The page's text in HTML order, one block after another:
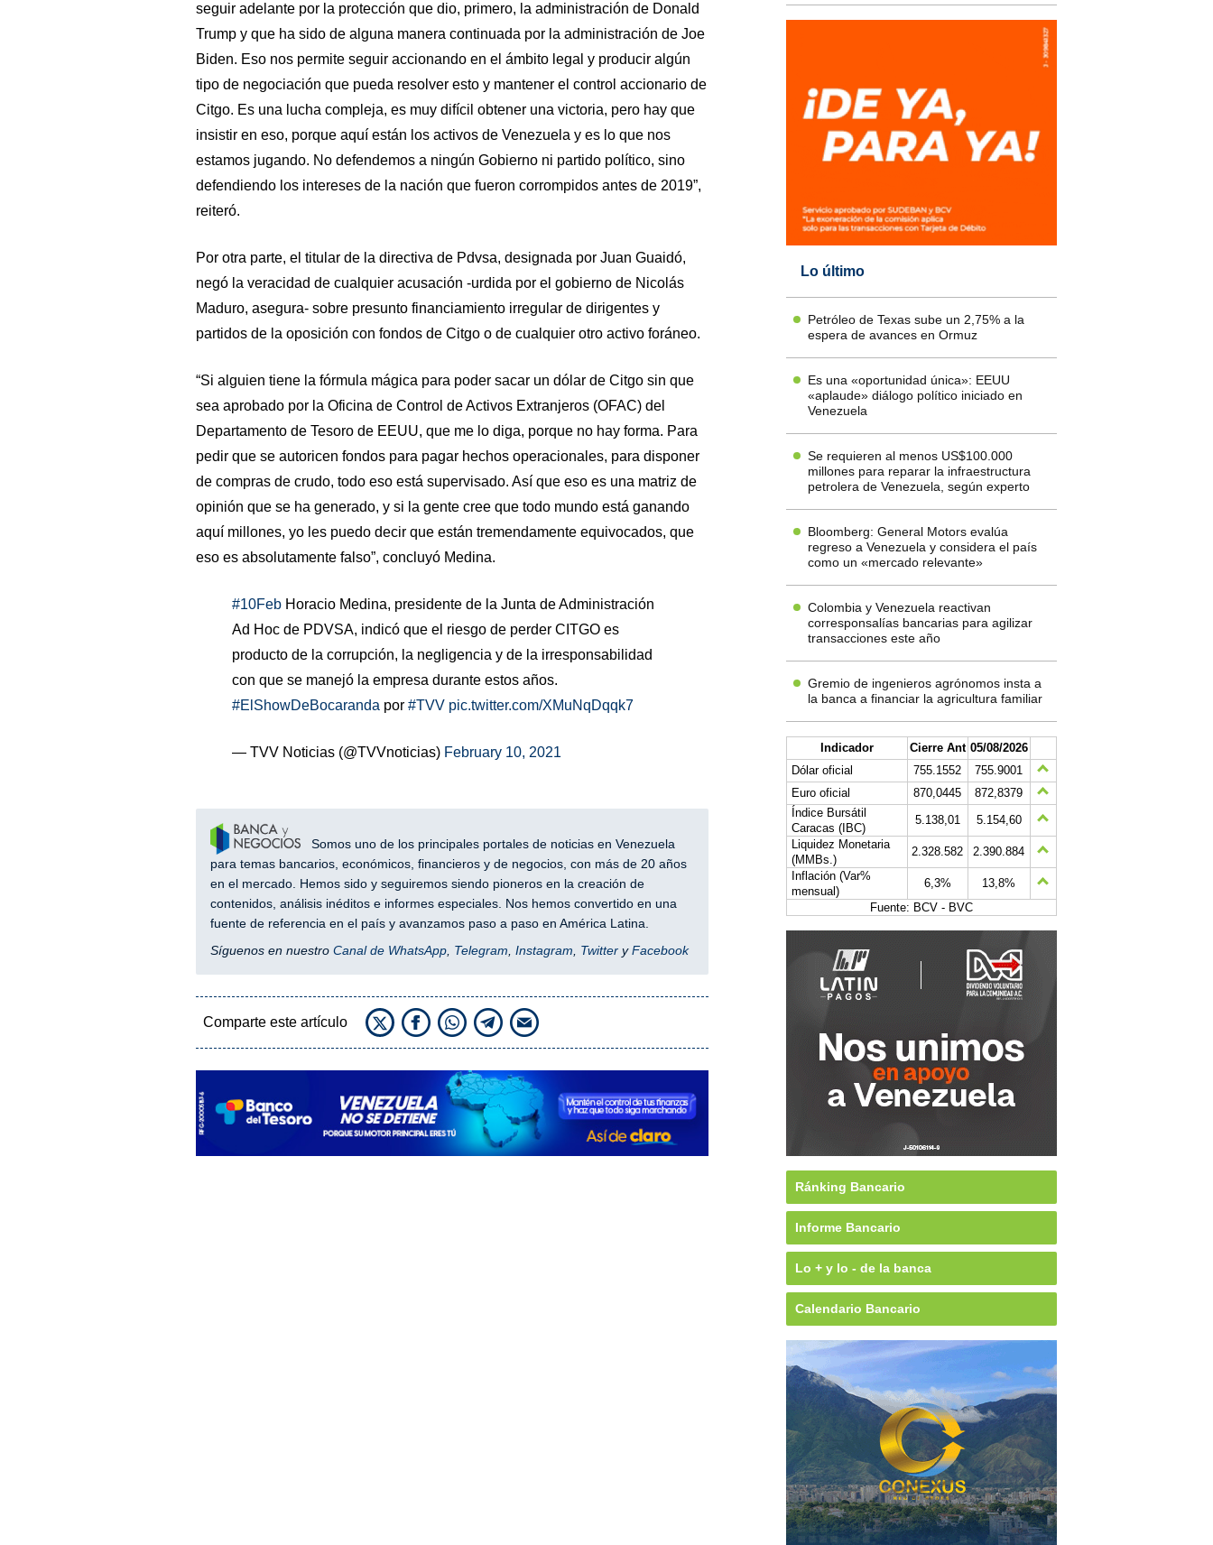
seguir adelante por la protección que dio, primero, la administración de Donald
Trump y que ha sido de alguna manera continuada por la administración de Joe
Biden. Eso nos permite seguir accionando en el ámbito legal y producir algún
tipo de negociación que pueda resolver esto y mantener el control accionario de
Citgo. Es una lucha compleja, es muy difícil obtener una victoria, pero hay que
insistir en eso, porque aquí están los activos de Venezuela y es lo que nos
estamos jugando. No defendemos a ningún Gobierno ni partido político, sino
defendiendo los intereses de la nación que fueron corrompidos antes de 2019”,
reiteró.
Por otra parte, el titular de la directiva de Pdvsa, designada por Juan Guaidó,
negó la veracidad de cualquier acusación -urdida por el gobierno de Nicolás
Maduro, asegura- sobre presunto financiamiento irregular de dirigentes y
partidos de la oposición con fondos de Citgo o de cualquier otro activo foráneo.
“Si alguien tiene la fórmula mágica para poder sacar un dólar de Citgo sin que
sea aprobado por la Oficina de Control de Activos Extranjeros (OFAC) del
Departamento de Tesoro de EEUU, que me lo diga, porque no hay forma. Para
pedir que se autoricen fondos para pagar hechos operacionales, para disponer
de compras de crudo, todo eso está supervisado. Así que eso es una matriz de
opinión que se ha generado, y si la gente cree que todo mundo está ganando
aquí millones, yo les puedo decir que están tremendamente equivocados, que
eso es absolutamente falso”, concluyó Medina.
#10FebHoracio Medina, presidente de la Junta de Administración
Ad Hoc de PDVSA, indicó que el riesgo de perder CITGO es
producto de la corrupción, la negligencia y de la irresponsabilidad
con que se manejó la empresa durante estos años.
#ElShowDeBocaranda por #TVV pic.twitter.com/XMuNqDqqk7
— TVV Noticias (@TVVnoticias) February 10, 2021
Somos uno de los principales portales de noticias en Venezuela
para temas bancarios, económicos, financieros y de negocios, con más de 20 años
en el mercado. Hemos sido y seguiremos siendo pioneros en la creación de
contenidos, análisis inéditos e informes especiales. Nos hemos convertido en una
fuente de referencia en el país y avanzamos paso a paso en América Latina.
Síguenos en nuestro Canal de WhatsApp, Telegram, Instagram, TwitteryFacebook
Comparte este artículo
Lo último
Petróleo de Texas sube un 2,75% a la
espera de avances en Ormuz
Es una «oportunidad única»: EEUU
«aplaude» diálogo político iniciado en
Venezuela
Se requieren al menos US$100.000
millones para reparar la infraestructura
petrolera de Venezuela, según experto
Bloomberg: General Motors evalúa
regreso a Venezuela y considera el país
como un «mercado relevante»
Colombia y Venezuela reactivan
corresponsalías bancarias para agilizar
transacciones este año
Gremio de ingenieros agrónomos insta a
la banca a financiar la agricultura familiar
Indicador Cierre Ant 05/08/2026
Dólar oficial
755.1552
755.9001
Euro oficial
870,0445
872,8379
Índice Bursátil
Caracas (IBC)
5.138,01
5.154,60
Liquidez Monetaria
(MMBs.)
2.328.582
2.390.884
Inflación (Var%
mensual)
6,3%
13,8%
Fuente: BCV - BVC
Ránking Bancario
Informe Bancario
Lo + y lo - de la banca
Calendario Bancario